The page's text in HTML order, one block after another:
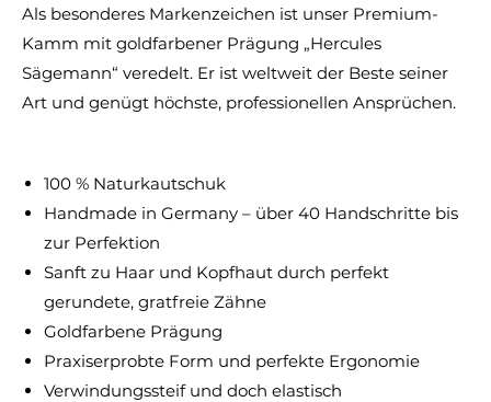
Als besonderes Markenzeichen ist unser Premium-
Kamm mit goldfarbener Prägung „Hercules
Sägemann“ veredelt. Er ist weltweit der Beste seiner
Art und genügt höchste, professionellen Ansprüchen.
100 % Naturkautschuk
Handmade in Germany – über 40 Handschritte bis
zur Perfektion
Sanft zu Haar und Kopfhaut durch perfekt
gerundete, gratfreie Zähne
Goldfarbene Prägung
Praxiserprobte Form und perfekte Ergonomie
Verwindungssteif und doch elastisch